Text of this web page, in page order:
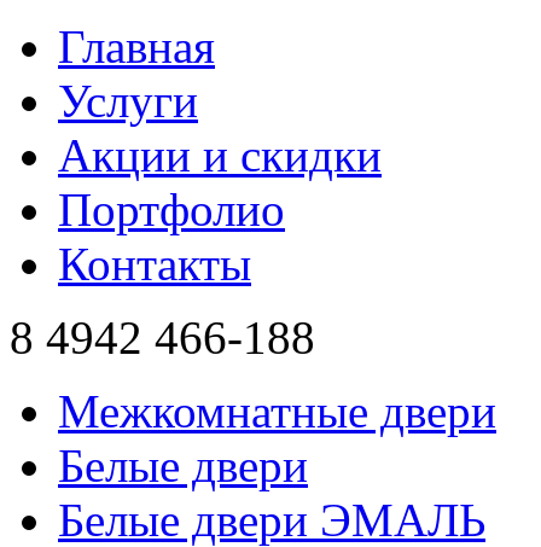
Главная
Услуги
Акции и скидки
Портфолио
Контакты
8 4942 466-188
Межкомнатные двери
Белые двери
Белые двери ЭМАЛЬ